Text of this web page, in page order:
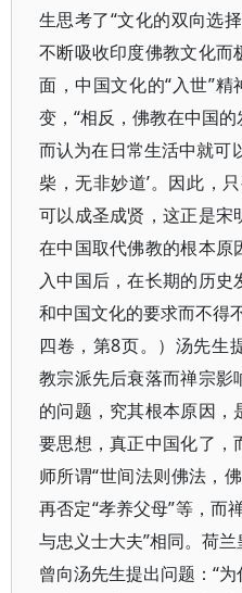
生思考了“文化的双向选
不断吸收印度佛教文化而
面，中国文化的“入世”精
变，“相反，佛教在中国
而认为在日常生活中就可
柴，无非妙道’。因此，
可以成圣成贤，这正是宋
在中国取代佛教的根本原
入中国后，在长期的历
和中国文化的要求而不得
四卷，第8页。）汤先生
教宗派先后衰落而禅宗影
的问题，究其根本原因
要思想，真正中国化了，
师所谓“世间法则佛法，
再否定“孝养父母”等，而
与忠义士大夫”相同。荷
曾向汤先生提出问题：“